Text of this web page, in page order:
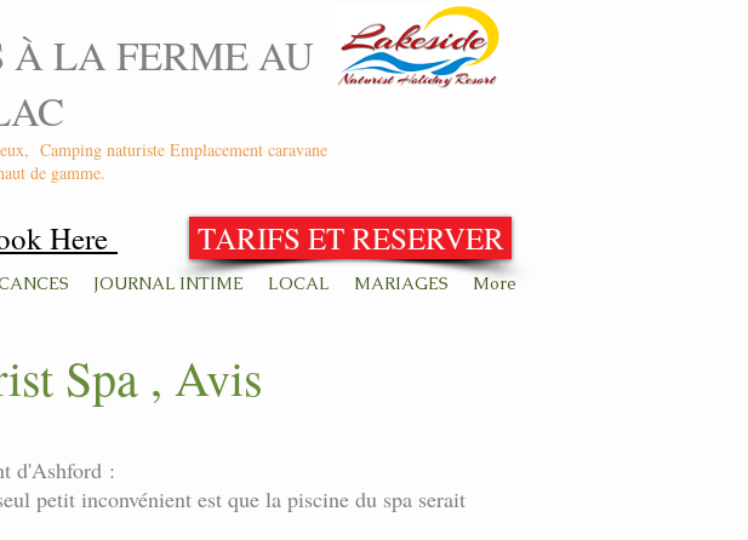
À LA FERME AU
Camping naturiste Emplacement caravane
de gamme.
Here TARIFS ET RESERVER
JOURNAL INTIME LOCAL MARIAGES More
Spa , Avis
d'Ashford :
petit inconvénient est que la piscine du spa serait